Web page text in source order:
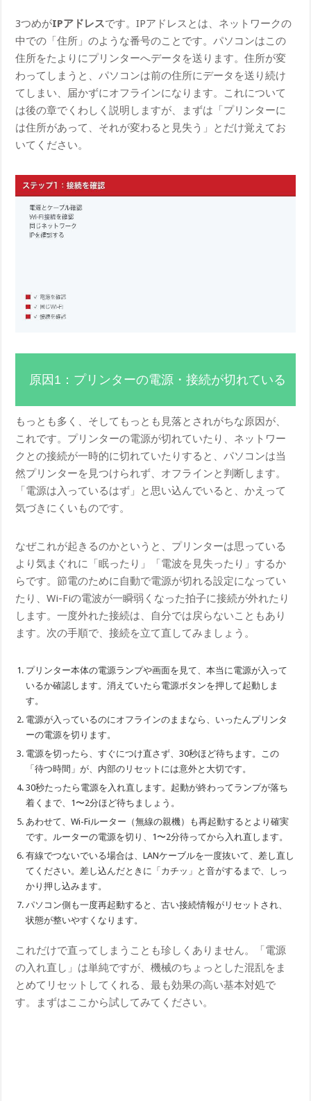
3つめがIPアドレスです。IPアドレスとは、ネットワークの
中での「住所」のような番号のことです。パソコンはこの
住所をたよりにプリンターへデータを送ります。住所が変
わってしまうと、パソコンは前の住所にデータを送り続け
てしまい、届かずにオフラインになります。これについて
は後の章でくわしく説明しますが、まずは「プリンターに
は住所があって、それが変わると見失う」とだけ覚えてお
いてください。
原因1：プリンターの電源・接続が切れている
もっとも多く、そしてもっとも見落とされがちな原因が、
これです。プリンターの電源が切れていたり、ネットワー
クとの接続が一時的に切れていたりすると、パソコンは当
然プリンターを見つけられず、オフラインと判断します。
「電源は入っているはず」と思い込んでいると、かえって
気づきにくいものです。
なぜこれが起きるのかというと、プリンターは思っている
より気まぐれに「眠ったり」「電波を見失ったり」するか
らです。節電のために自動で電源が切れる設定になってい
たり、Wi-Fiの電波が一瞬弱くなった拍子に接続が外れたり
します。一度外れた接続は、自分では戻らないこともあり
ます。次の手順で、接続を立て直してみましょう。
プリンター本体の電源ランプや画面を見て、本当に電源が入って
いるか確認します。消えていたら電源ボタンを押して起動しま
す。
電源が入っているのにオフラインのままなら、いったんプリンタ
ーの電源を切ります。
電源を切ったら、すぐにつけ直さず、30秒ほど待ちます。この
「待つ時間」が、内部のリセットには意外と大切です。
30秒たったら電源を入れ直します。起動が終わってランプが落ち
着くまで、1〜2分ほど待ちましょう。
あわせて、Wi-Fiルーター（無線の親機）も再起動するとより確実
です。ルーターの電源を切り、1〜2分待ってから入れ直します。
有線でつないでいる場合は、LANケーブルを一度抜いて、差し直し
てください。差し込んだときに「カチッ」と音がするまで、しっ
かり押し込みます。
パソコン側も一度再起動すると、古い接続情報がリセットされ、
状態が整いやすくなります。
これだけで直ってしまうことも珍しくありません。「電源
の入れ直し」は単純ですが、機械のちょっとした混乱をま
とめてリセットしてくれる、最も効果の高い基本対処で
す。まずはここから試してみてください。